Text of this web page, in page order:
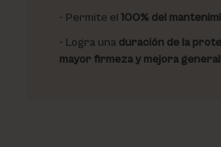
Permite el 100% del
Logra una duración de la
mayor firmeza y mejora